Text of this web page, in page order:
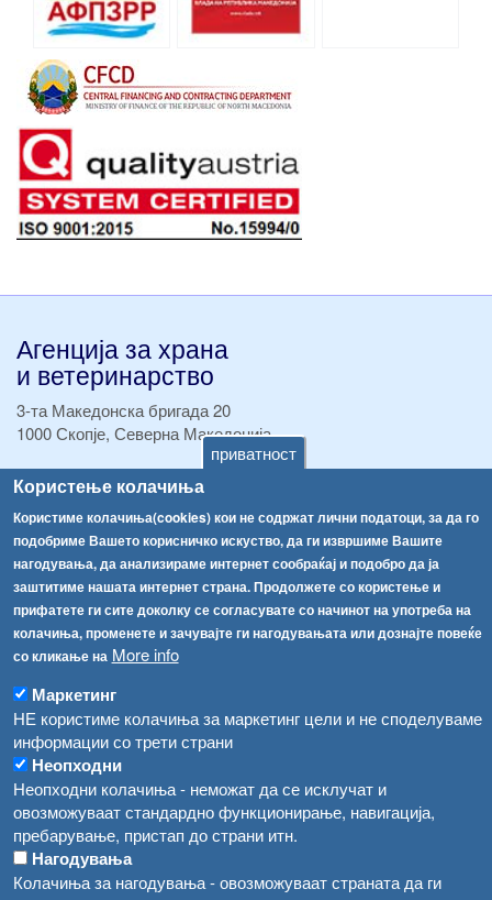
приватност
Користење колачиња
Користиме колачиња(cookies) кои не содржат лични податоци, за да го
подобриме Вашето корисничко искуство, да ги извршиме Вашите
нагодувања, да анализираме интернет сообраќај и подобро да ја
заштитиме нашата интернет страна. Продолжете со користење и
прифатете ги сите доколку се согласувате со начинот на употреба на
колачиња, променете и зачувајте ги нагодувањата или дознајте повеќе
со кликање на More info
Маркетинг
НЕ користиме колачиња за маркетинг цели и не споделуваме
информации со трети страни
Неопходни
Неопходни колачиња - неможат да се исклучат и
овозможуваат стандардно функционирање, навигација,
пребарување, пристап до страни итн.
Нагодувања
Колачиња за нагодувања - овозможуваат страната да ги
Агенција за храна
и ветеринарство
3-та Македонска бригада 20
1000 Скопје, Северна Македонија
ТЕЛ:+389 2 2457 895
ТЕЛ:
Факс:+389 2 2457 893
Факс:+389 2 2457 871
info@fva.gov.mk
[АХВ-претходна страна]
Соопштенија
Високите температури ризик од труење со храна, опасни се и за животните
Водата во Гостивар може да се користи како техничка, продолжува испораката на флаширана вода
Во Гостивар спроведени 70 вонредни контроли
Забраната за водата во Гостивар останува на сила, операторите да користат само технички безбедна вода
Навигација
Регистри
Обрасци
Забрани
Огласи